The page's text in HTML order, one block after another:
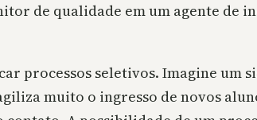
de qualidade em um agente de
processos seletivos. Imagine um
muito o ingresso de novos